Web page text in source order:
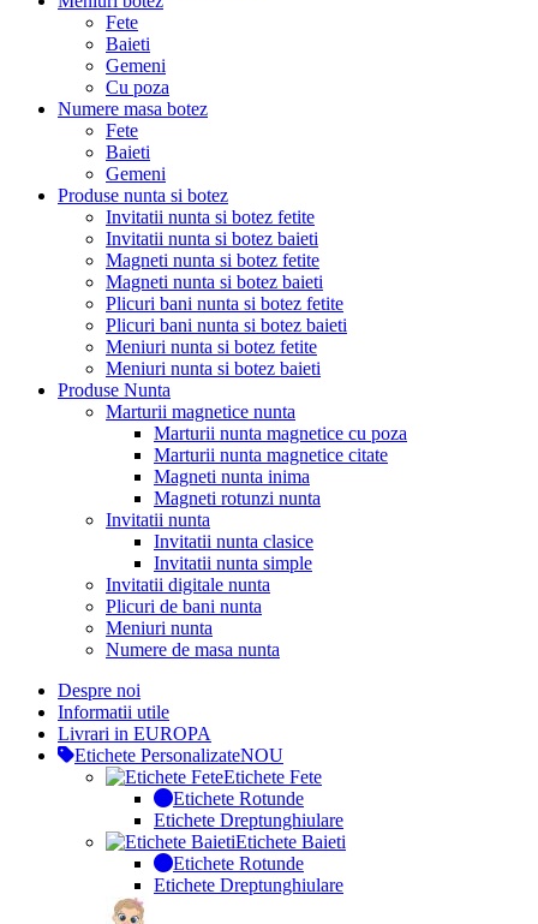
Fete
Baieti
Gemeni
Cu poza
Numere masa botez
Fete
Baieti
Gemeni
Produse nunta si botez
Invitatii nunta si botez fetite
Invitatii nunta si botez baieti
Magneti nunta si botez fetite
Magneti nunta si botez baieti
Plicuri bani nunta si botez fetite
Plicuri bani nunta si botez baieti
Meniuri nunta si botez fetite
Meniuri nunta si botez baieti
Produse Nunta
Marturii magnetice nunta
Marturii nunta magnetice cu poza
Marturii nunta magnetice citate
Magneti nunta inima
Magneti rotunzi nunta
Invitatii nunta
Invitatii nunta clasice
Invitatii nunta simple
Invitatii digitale nunta
Plicuri de bani nunta
Meniuri nunta
Numere de masa nunta
Despre noi
Informatii utile
Livrari in EUROPA
Etichete PersonalizateNOU
Etichete Fete
Etichete Rotunde
Etichete Dreptunghiulare
Etichete Baieti
Etichete Rotunde
Etichete Dreptunghiulare